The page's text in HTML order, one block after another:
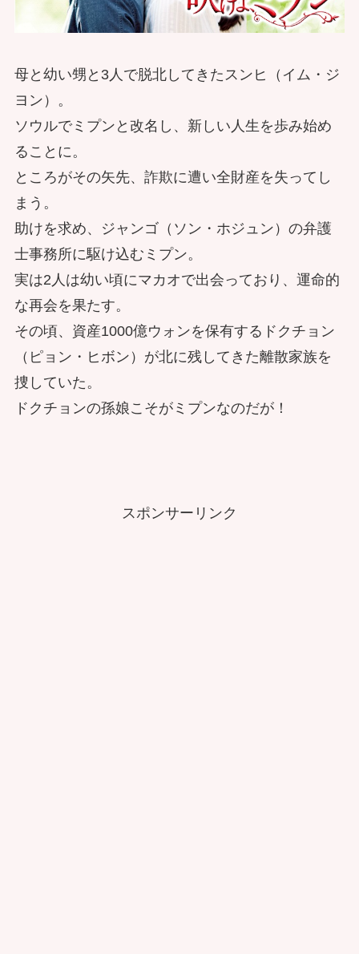
母と幼い甥と3人で脱北してきたスンヒ（イム・ジ
ヨン）。
ソウルでミプンと改名し、新しい人生を歩み始め
ることに。
ところがその矢先、詐欺に遭い全財産を失ってし
まう。
助けを求め、ジャンゴ（ソン・ホジュン）の弁護
士事務所に駆け込むミプン。
実は2人は幼い頃にマカオで出会っており、運命的
な再会を果たす。
その頃、資産1000億ウォンを保有するドクチョン
（ピョン・ヒボン）が北に残してきた離散家族を
捜していた。
ドクチョンの孫娘こそがミプンなのだが！
スポンサーリンク